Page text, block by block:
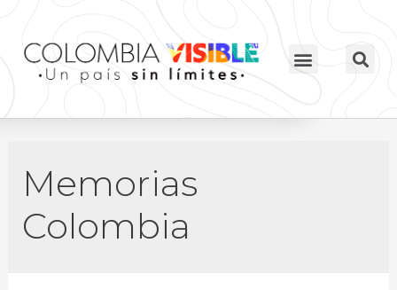
Memorias
Colombia